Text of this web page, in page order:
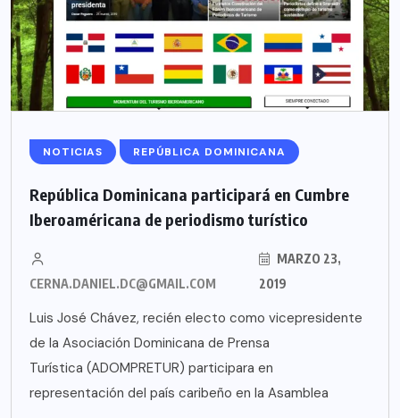
NOTICIAS REPÚBLICA DOMINICANA
República Dominicana participará en Cumbre
Iberoaméricana de periodismo turístico
CERNA.DANIEL.DC@GMAIL.COM
MARZO 23,
2019
Luis José Chávez, recién electo como vicepresidente
de la Asociación Dominicana de Prensa
Turística (ADOMPRETUR) participara en
representación del país caribeño en la Asamblea